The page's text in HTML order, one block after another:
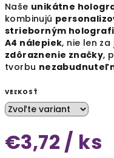
Naše unikátne
kombinujú
strieborným
A4 nálepiek, nie len
zdôraznenie značky,
tvorbu
VEĽKOSŤ
€3,72 / ks